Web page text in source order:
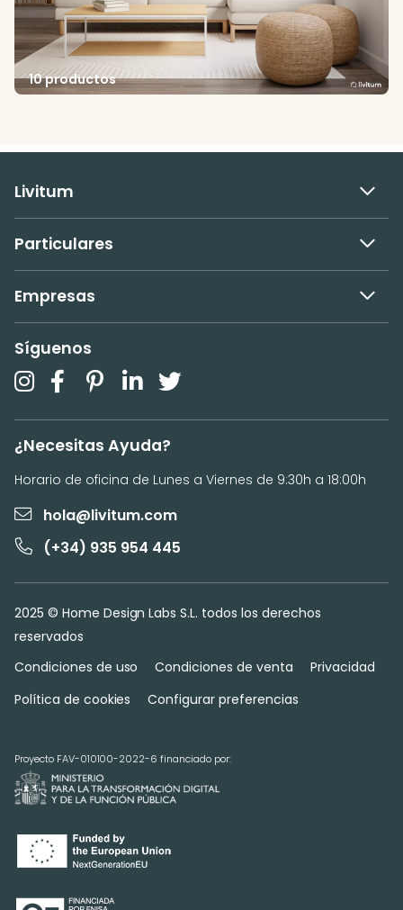
10 productos
Livitum
Particulares
Empresas
Síguenos
¿Necesitas Ayuda?
Horario de oficina de Lunes a Viernes de 9:30h a 18:00h
hola@livitum.com
(+34) 935 954 445
2025 © Home Design Labs S.L. todos los derechos
reservados
Condiciones de uso
Condiciones de venta
Privacidad
Política de cookies
Configurar preferencias
Proyecto FAV-010100-2022-6 financiado por: